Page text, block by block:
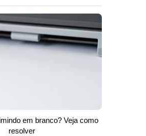
em branco? Veja como
resolver